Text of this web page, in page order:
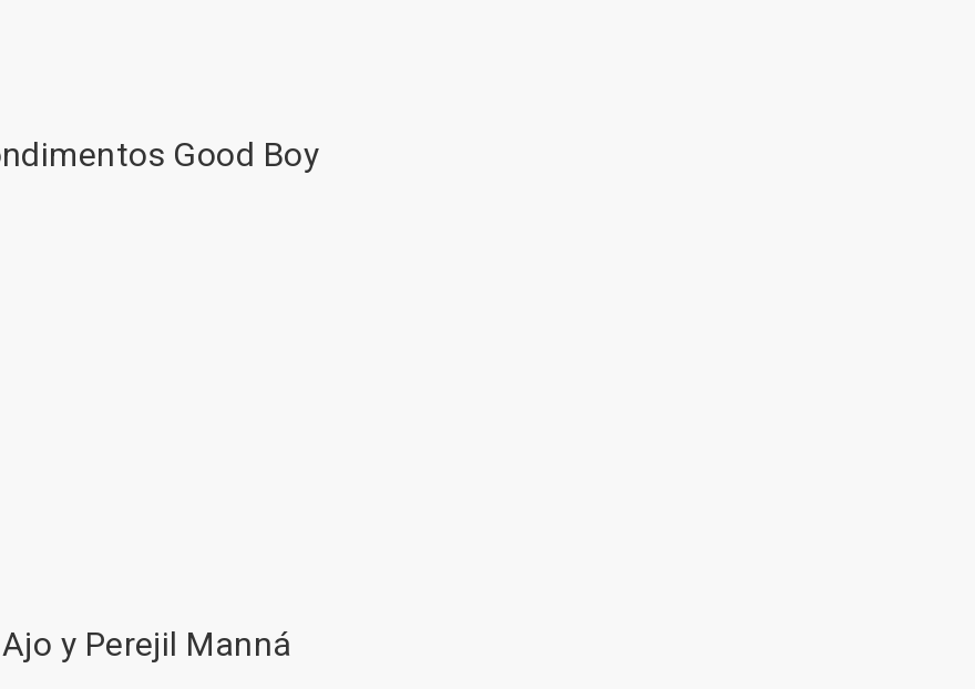
Good Boy
y Perejil Manná